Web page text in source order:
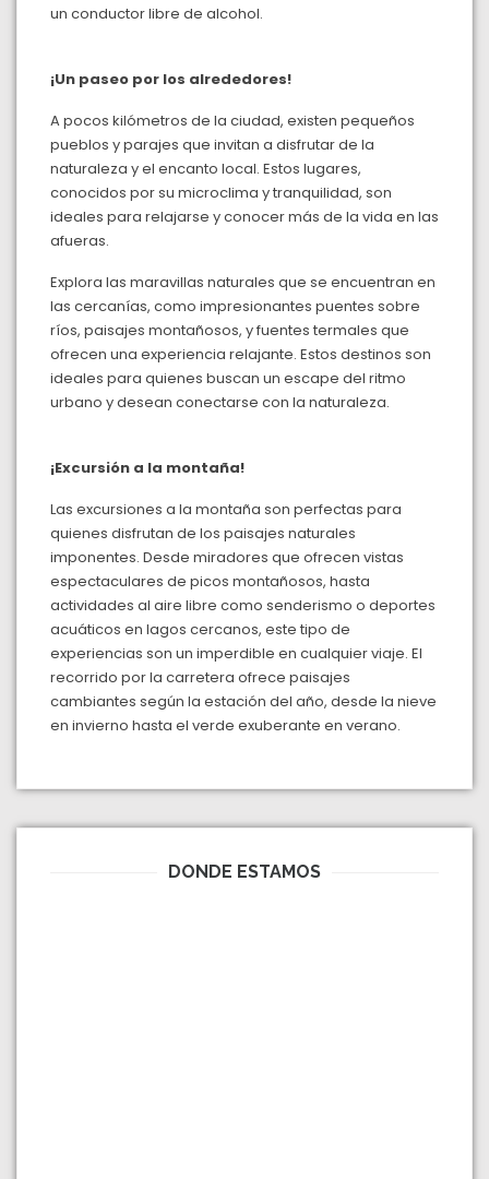
un conductor libre de alcohol.
¡Un paseo por los alrededores!
A pocos kilómetros de la ciudad, existen pequeños
pueblos y parajes que invitan a disfrutar de la
naturaleza y el encanto local. Estos lugares,
conocidos por su microclima y tranquilidad, son
ideales para relajarse y conocer más de la vida en las
afueras.
Explora las maravillas naturales que se encuentran en
las cercanías, como impresionantes puentes sobre
ríos, paisajes montañosos, y fuentes termales que
ofrecen una experiencia relajante. Estos destinos son
ideales para quienes buscan un escape del ritmo
urbano y desean conectarse con la naturaleza.
¡Excursión a la montaña!
Las excursiones a la montaña son perfectas para
quienes disfrutan de los paisajes naturales
imponentes. Desde miradores que ofrecen vistas
espectaculares de picos montañosos, hasta
actividades al aire libre como senderismo o deportes
acuáticos en lagos cercanos, este tipo de
experiencias son un imperdible en cualquier viaje. El
recorrido por la carretera ofrece paisajes
cambiantes según la estación del año, desde la nieve
en invierno hasta el verde exuberante en verano.
DONDE ESTAMOS